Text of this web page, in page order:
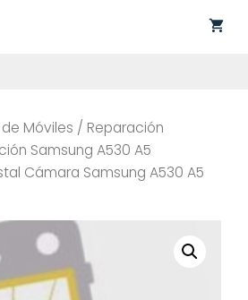
Móviles / Reparación
Samsung A530 A5
Cámara Samsung A530 A5